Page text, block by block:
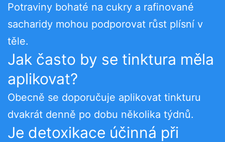
Potraviny bohaté na cukry a rafinované
sacharidy mohou podporovat růst plísní v
těle.
Jak často by se tinktura měla
aplikovat?
Obecně se doporučuje aplikovat tinkturu
dvakrát denně po dobu několika týdnů.
Je detoxikace účinná při